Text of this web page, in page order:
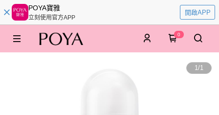
POYA寶雅
立刻使用官方APP
開啟APP
0
1/1